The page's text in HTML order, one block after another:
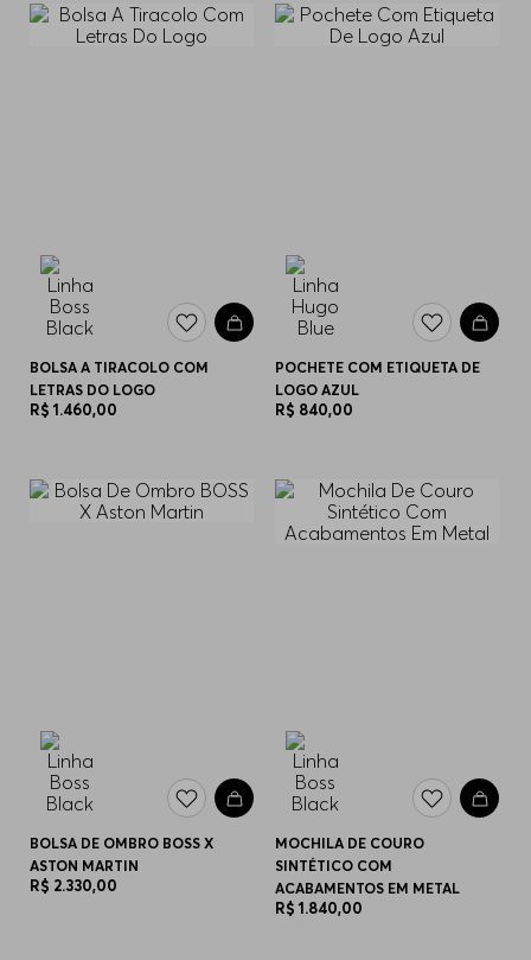
BOLSA A TIRACOLO COM
LETRAS DO LOGO
R$ 1.460,00
POCHETE COM ETIQUETA DE
LOGO AZUL
R$ 840,00
BOLSA DE OMBRO BOSS X
ASTON MARTIN
R$ 2.330,00
MOCHILA DE COURO
SINTÉTICO COM
ACABAMENTOS EM METAL
R$ 1.840,00